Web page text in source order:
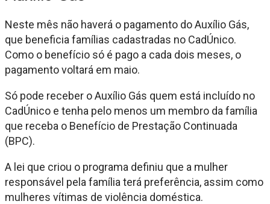
Neste mês não haverá o pagamento do Auxílio Gás,
que beneficia famílias cadastradas no CadÚnico.
Como o benefício só é pago a cada dois meses, o
pagamento voltará em maio.
Só pode receber o Auxílio Gás quem está incluído no
CadÚnico e tenha pelo menos um membro da família
que receba o Benefício de Prestação Continuada
(BPC).
A lei que criou o programa definiu que a mulher
responsável pela família terá preferência, assim como
mulheres vítimas de violência doméstica.